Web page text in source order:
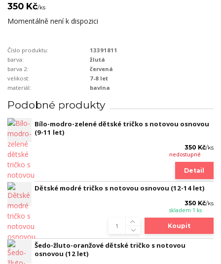
350 Kč/ks
Momentálně není k dispozici
Číslo produktu:
13391811
barva:
žlutá
barva 2:
červená
velikost:
7-8 let
materiál:
bavlna
Podobné produkty
Bílo-modro-zelené dětské tričko s notovou osnovou
(9-11 let)
350 Kč/ks
nedostupné
Detail
Dětské modré tričko s notovou osnovou (12-14 let)
350 Kč/ks
skladem 1 ks
Koupit
Šedo-žluto-oranžové dětské tričko s notovou
osnovou (12 let)